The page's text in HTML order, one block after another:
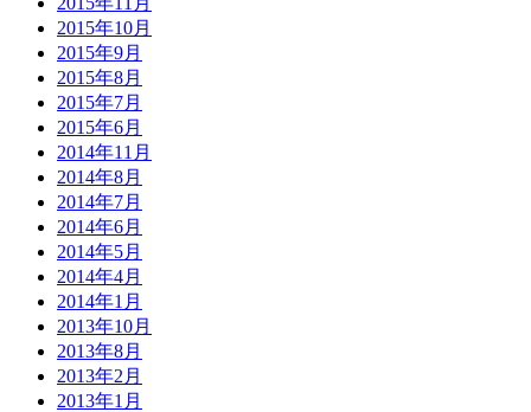
2015年10月
2015年9月
2015年8月
2015年7月
2015年6月
2014年11月
2014年8月
2014年7月
2014年6月
2014年5月
2014年4月
2014年1月
2013年10月
2013年8月
2013年2月
2013年1月